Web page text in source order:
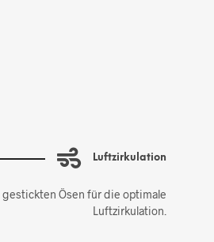
Luftzirkulation
gestickten Ösen für die optimale
Luftzirkulation.